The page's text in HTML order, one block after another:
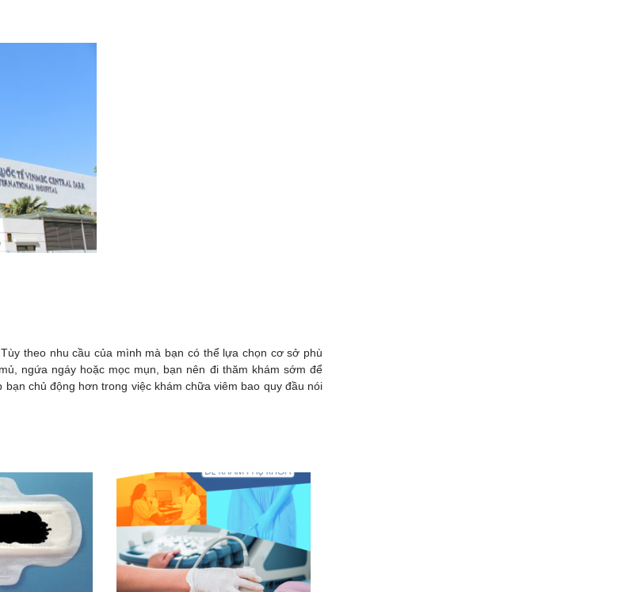
theo nhu cầu của mình mà bạn có thể lựa chọn cơ sở phù
ngứa ngáy hoặc mọc mụn, bạn nên đi thăm khám sớm để
chủ động hơn trong việc khám chữa viêm bao quy đầu nói